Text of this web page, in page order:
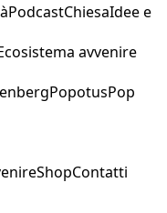
PodcastChiesaIdee e
avvenire
PopotusPop
ShopContatti